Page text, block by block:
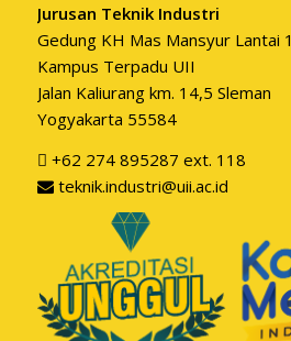
Jurusan Teknik Industri
Gedung KH Mas Mansyur Lantai 1
Kampus Terpadu UII
Jalan Kaliurang km. 14,5 Sleman
Yogyakarta 55584
+62 274 895287 ext. 118
teknik.industri@uii.ac.id